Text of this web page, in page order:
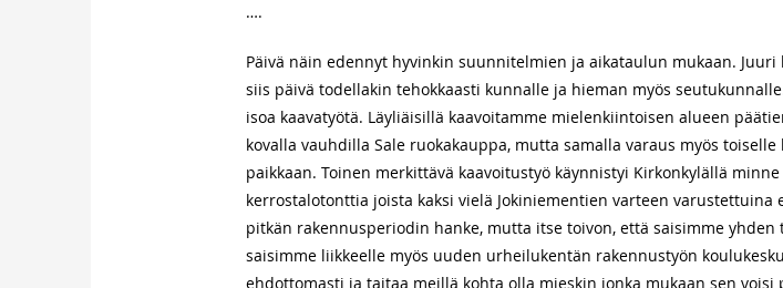
….
Päivä näin edennyt hyvinkin suunnitelmien ja aikataulun mukaan.
siis päivä todellakin tehokkaasti kunnalle ja hieman myös
isoa kaavatyötä. Läyliäisillä kaavoitamme mielenkiintoisen alueen
kovalla vauhdilla Sale ruokakauppa, mutta samalla varaus myös
paikkaan. Toinen merkittävä kaavoitustyö käynnistyi Kirkonkylällä
kerrostalotonttia joista kaksi vielä Jokiniementien varteen
pitkän rakennusperiodin hanke, mutta itse toivon, että saisimme
saisimme liikkeelle myös uuden urheilukentän rakennustyön
ehdottomasti ja taitaa meillä kohta olla mieskin jonka mukaan sen